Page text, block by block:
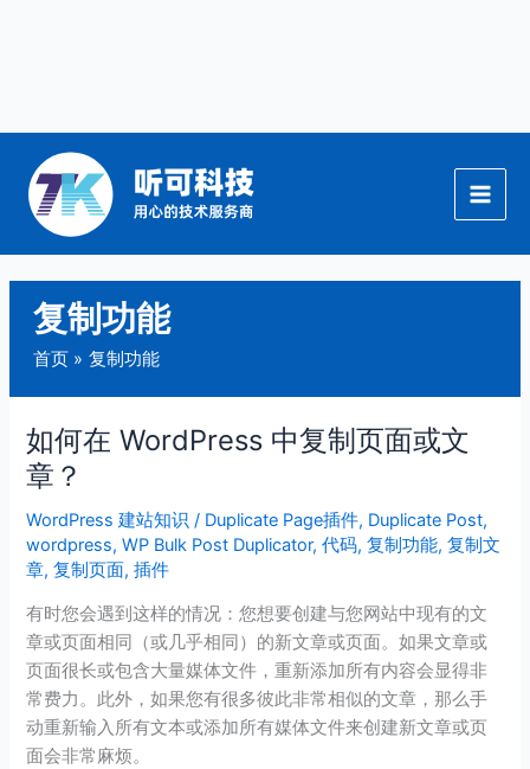
复制功能
首页 复制功能
如何在 WordPress 中复制页面或文
章？
WordPress 建站知识 / Duplicate Page插件, Duplicate Post,
wordpress,WP Bulk Post Duplicator,代码,复制功能,复制文
章,复制页面,插件
有时您会遇到这样的情况：您想要创建与您网站中现有的文
章或页面相同（或几乎相同）的新文章或页面。如果文章或
页面很长或包含大量媒体文件，重新添加所有内容会显得非
常费力。此外，如果您有很多彼此非常相似的文章，那么手
动重新输入所有文本或添加所有媒体文件来创建新文章或页
面会非常麻烦。
如
何
在
WordPress
中
复
制
页
面
或
文
章？